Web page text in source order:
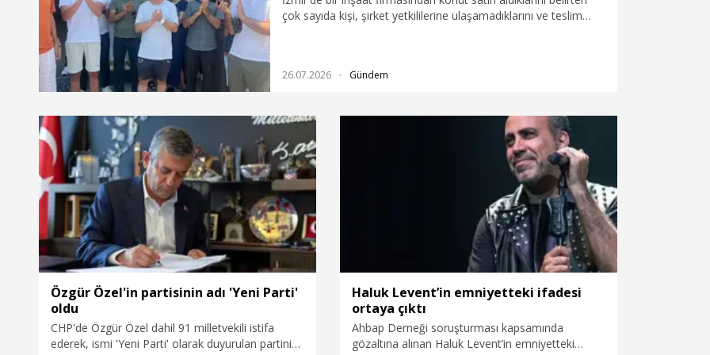
çok sayıda kişi, şirket yetkililerine ulaşamadıklarını ve teslim
iddiasıyla yetkililerden çözüm talep etti.
26.07.2026 Gündem
Özgür Özel'in partisinin adı 'Yeni Parti'
oldu
CHP'de Özgür Özel dahil 91 milletvekili istifa
ederek, ismi 'Yeni Parti' olarak duyurulan partinin
Haluk Levent’in emniyetteki ifadesi
ortaya çıktı
Ahbap Derneği soruşturması kapsamında
gözaltına alınan Haluk Levent’in emniyetteki